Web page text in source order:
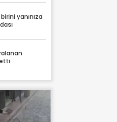
yanınıza